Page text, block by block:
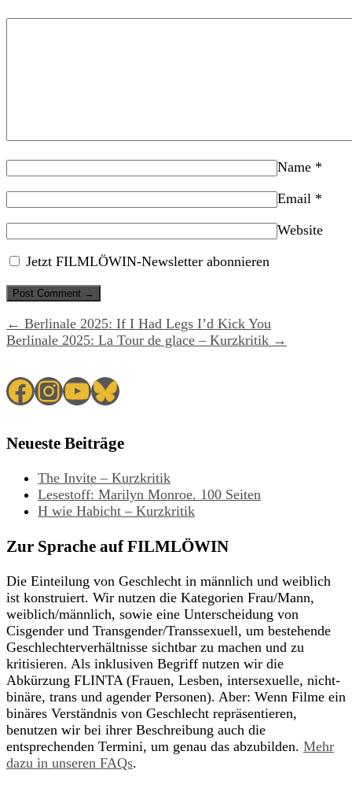
Name *
Email *
Website
Jetzt FILMLÖWIN-Newsletter abonnieren
← Berlinale 2025: If I Had Legs I’d Kick You
Berlinale 2025: La Tour de glace – Kurzkritik →
Facebook
Instagram
YouTube
Bluesky
Neueste Beiträge
The Invite – Kurzkritik
Lesestoff: Marilyn Monroe. 100 Seiten
H wie Habicht – Kurzkritik
Zur Sprache auf FILMLÖWIN
Die Einteilung von Geschlecht in männlich und weiblich
ist konstruiert. Wir nutzen die Kategorien Frau/Mann,
weiblich/männlich, sowie eine Unterscheidung von
Cisgender und Transgender/Transsexuell, um bestehende
Geschlechterverhältnisse sichtbar zu machen und zu
kritisieren. Als inklusiven Begriff nutzen wir die
Abkürzung FLINTA (Frauen, Lesben, intersexuelle, nicht-
binäre, trans und agender Personen). Aber: Wenn Filme ein
binäres Verständnis von Geschlecht repräsentieren,
benutzen wir bei ihrer Beschreibung auch die
entsprechenden Termini, um genau das abzubilden. Mehr
dazu in unseren FAQs.